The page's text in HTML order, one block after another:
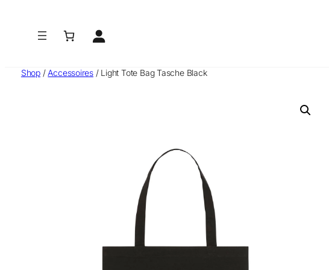
Shop / Accessoires / Light Tote Bag Tasche Black